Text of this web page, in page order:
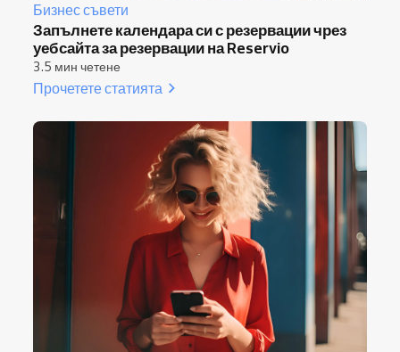
Бизнес съвети
Запълнете календара си с резервации чрез
уебсайта за резервации на Reservio
3.5 мин четене
Прочетете статията